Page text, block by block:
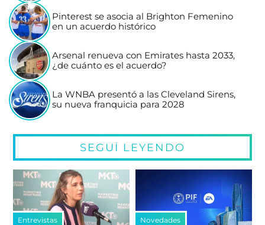
Pinterest se asocia al Brighton Femenino
en un acuerdo histórico
Arsenal renueva con Emirates hasta 2033,
¿de cuánto es el acuerdo?
La WNBA presentó a las Cleveland Sirens,
su nueva franquicia para 2028
SEGUÍ LEYENDO
Entrevistas Novedades